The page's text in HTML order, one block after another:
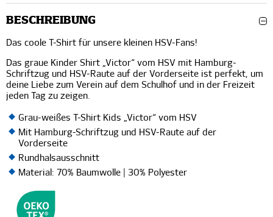
BESCHREIBUNG
Das coole T-Shirt für unsere kleinen HSV-Fans!
Das graue Kinder Shirt „Victor“ vom HSV mit Hamburg-
Schriftzug und HSV-Raute auf der Vorderseite ist perfekt, um
deine Liebe zum Verein auf dem Schulhof und in der Freizeit
jeden Tag zu zeigen.
Grau-weißes T-Shirt Kids „Victor“ vom HSV
Mit Hamburg-Schriftzug und HSV-Raute auf der
Vorderseite
Rundhalsausschnitt
Material: 70% Baumwolle | 30% Polyester